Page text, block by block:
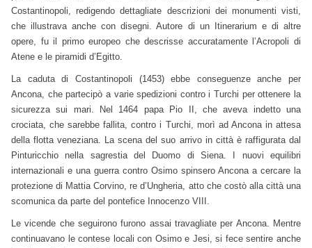
Costantinopoli, redigendo dettagliate descrizioni dei monumenti visti,
che illustrava anche con disegni. Autore di un Itinerarium e di altre
opere, fu il primo europeo che descrisse accuratamente l’Acropoli di
Atene e le piramidi d’Egitto.
La caduta di Costantinopoli (1453) ebbe conseguenze anche per
Ancona, che partecipò a varie spedizioni contro i Turchi per ottenere la
sicurezza sui mari. Nel 1464 papa Pio II, che aveva indetto una
crociata, che sarebbe fallita, contro i Turchi, morì ad Ancona in attesa
della flotta veneziana. La scena del suo arrivo in città è raffigurata dal
Pinturicchio nella sagrestia del Duomo di Siena. I nuovi equilibri
internazionali e una guerra contro Osimo spinsero Ancona a cercare la
protezione di Mattia Corvino, re d’Ungheria, atto che costò alla città una
scomunica da parte del pontefice Innocenzo VIII.
Le vicende che seguirono furono assai travagliate per Ancona. Mentre
continuavano le contese locali con Osimo e Jesi, si fece sentire anche